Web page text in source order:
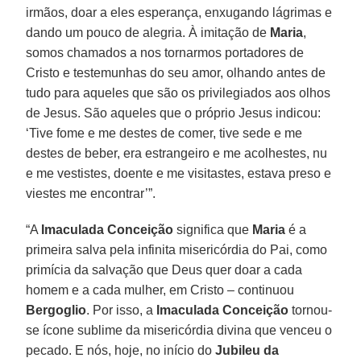
irmãos, doar a eles esperança, enxugando lágrimas e
dando um pouco de alegria. À imitação de Maria,
somos chamados a nos tornarmos portadores de
Cristo e testemunhas do seu amor, olhando antes de
tudo para aqueles que são os privilegiados aos olhos
de Jesus. São aqueles que o próprio Jesus indicou:
‘Tive fome e me destes de comer, tive sede e me
destes de beber, era estrangeiro e me acolhestes, nu
e me vestistes, doente e me visitastes, estava preso e
viestes me encontrar’”.
“A Imaculada Conceição significa que Maria é a
primeira salva pela infinita misericórdia do Pai, como
primícia da salvação que Deus quer doar a cada
homem e a cada mulher, em Cristo – continuou
Bergoglio. Por isso, a Imaculada Conceição tornou-
se ícone sublime da misericórdia divina que venceu o
pecado. E nós, hoje, no início doJubileu da